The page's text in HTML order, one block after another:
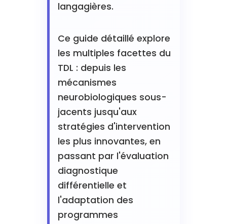
langagières.
Ce guide détaillé explore
les multiples facettes du
TDL : depuis les
mécanismes
neurobiologiques sous-
jacents jusqu'aux
stratégies d'intervention
les plus innovantes, en
passant par l'évaluation
diagnostique
différentielle et
l'adaptation des
programmes